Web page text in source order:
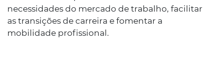
necessidades do mercado de trabalho, facilitar
as transições de carreira e fomentar a
mobilidade profissional.